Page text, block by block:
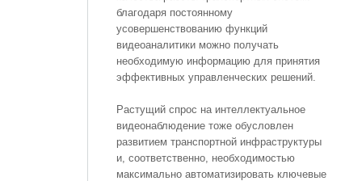
благодаря постоянному
усовершенствованию функций
видеоаналитики можно получать
необходимую информацию для принятия
эффективных управленческих решений.
Растущий спрос на интеллектуальное
видеонаблюдение тоже обусловлен
развитием транспортной инфраструктуры
и, соответственно, необходимостью
максимально автоматизировать ключевые